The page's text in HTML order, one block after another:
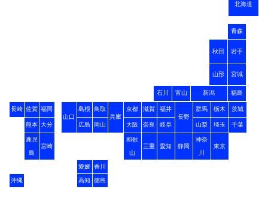
北海道
青森
秋田 岩手
山形 宮城
石川 富山 新潟 福島
長崎 佐賀 福岡
山口
島根
鳥取
兵庫
京都 滋賀
福井
長野
群馬 栃木 茨城
熊本 大分 広島 岡山 大阪 奈良 岐阜 山梨 埼玉 千葉
鹿児
島
宮崎
和歌
山
三重 愛知 静岡
神奈
川
東京
愛媛 香川
沖縄 高知 徳島